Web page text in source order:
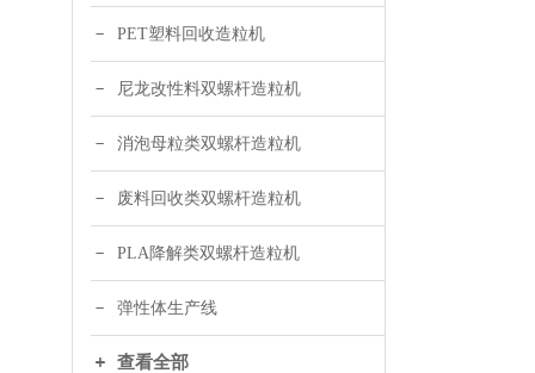
PET塑料回收造粒机
尼龙改性料双螺杆造粒机
消泡母粒类双螺杆造粒机
废料回收类双螺杆造粒机
PLA降解类双螺杆造粒机
弹性体生产线
查看全部